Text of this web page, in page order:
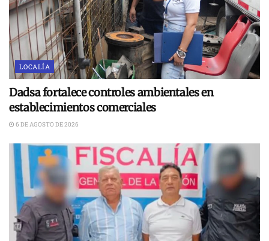
LOCALÍA
Dadsa fortalece controles ambientales en
establecimientos comerciales
6 DE AGOSTO DE 2026